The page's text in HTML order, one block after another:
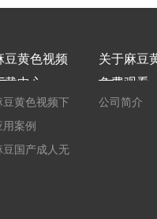
豆黄色视频
载中心
豆黄色视频下
资讯
用案例
豆国产成人无
关于麻豆
免费观看
公司简介